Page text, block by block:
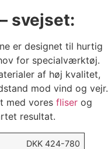
svejset:
er designet til hurtig
for specialværktøj.
af høj kvalitet,
mod vind og vejr.
med vores fliser og
resultat.
DKK 424-780